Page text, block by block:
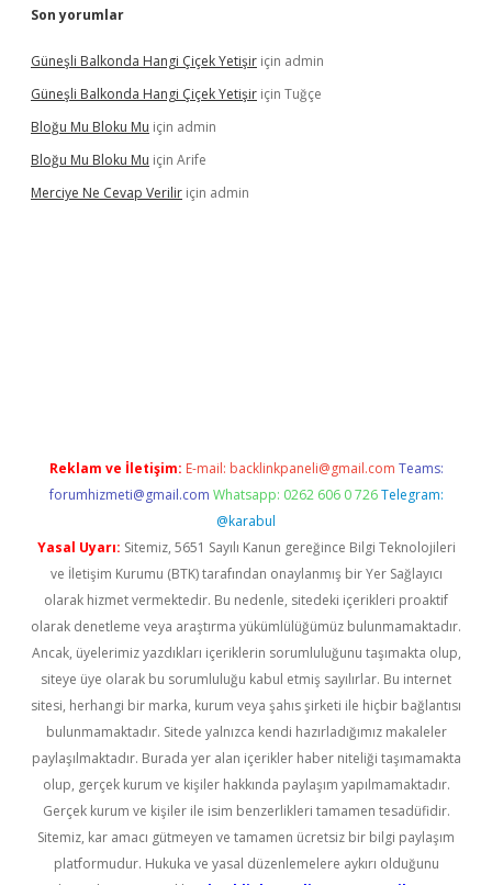
Son yorumlar
Güneşli Balkonda Hangi Çiçek Yetişir için admin
Güneşli Balkonda Hangi Çiçek Yetişir için Tuğçe
Bloğu Mu Bloku Mu için admin
Bloğu Mu Bloku Mu için Arife
Merciye Ne Cevap Verilir için admin
Reklam ve İletişim: E-mail: backlinkpaneli@gmail.com Teams:
forumhizmeti@gmail.com Whatsapp: 0262 606 0 726 Telegram:
@karabul
Yasal Uyarı: Sitemiz, 5651 Sayılı Kanun gereğince Bilgi Teknolojileri
ve İletişim Kurumu (BTK) tarafından onaylanmış bir Yer Sağlayıcı
olarak hizmet vermektedir. Bu nedenle, sitedeki içerikleri proaktif
olarak denetleme veya araştırma yükümlülüğümüz bulunmamaktadır.
Ancak, üyelerimiz yazdıkları içeriklerin sorumluluğunu taşımakta olup,
siteye üye olarak bu sorumluluğu kabul etmiş sayılırlar. Bu internet
sitesi, herhangi bir marka, kurum veya şahıs şirketi ile hiçbir bağlantısı
bulunmamaktadır. Sitede yalnızca kendi hazırladığımız makaleler
paylaşılmaktadır. Burada yer alan içerikler haber niteliği taşımamakta
olup, gerçek kurum ve kişiler hakkında paylaşım yapılmamaktadır.
Gerçek kurum ve kişiler ile isim benzerlikleri tamamen tesadüfidir.
Sitemiz, kar amacı gütmeyen ve tamamen ücretsiz bir bilgi paylaşım
platformudur. Hukuka ve yasal düzenlemelere aykırı olduğunu